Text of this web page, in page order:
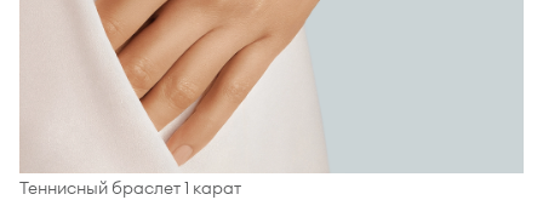
Теннисный браслет 1 карат